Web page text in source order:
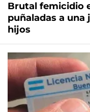
Brutal femicidio
puñaladas a una
hijos